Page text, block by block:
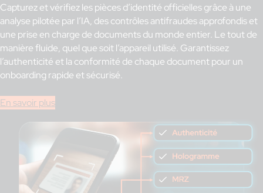
Capturez et vérifiez les pièces d’identité officielles grâce à une
analyse pilotée par l’IA, des contrôles antifraudes approfondis et
une prise en charge de documents du monde entier. Le tout de
manière fluide, quel que soit l’appareil utilisé. Garantissez
l’authenticité et la conformité de chaque document pour un
onboarding rapide et sécurisé.
En savoir plus